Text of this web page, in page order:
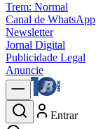
Trem: Normal
Canal de WhatsApp
Newsletter
Jornal Digital
Publicidade Legal
Anuncie
Entrar